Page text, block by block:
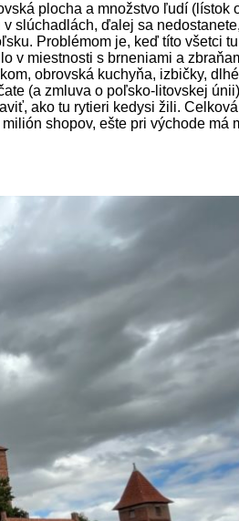
plocha a množstvo ľudí (lístok
slúchadlách, ďalej sa
Problémom je, keď títo všetci
miestnosti s brneniami a
obrovská kuchyňa, izbičky,
(a zmluva o poľsko-litovskej
ako tu rytieri kedysi žili.
shopov, ešte pri východe má